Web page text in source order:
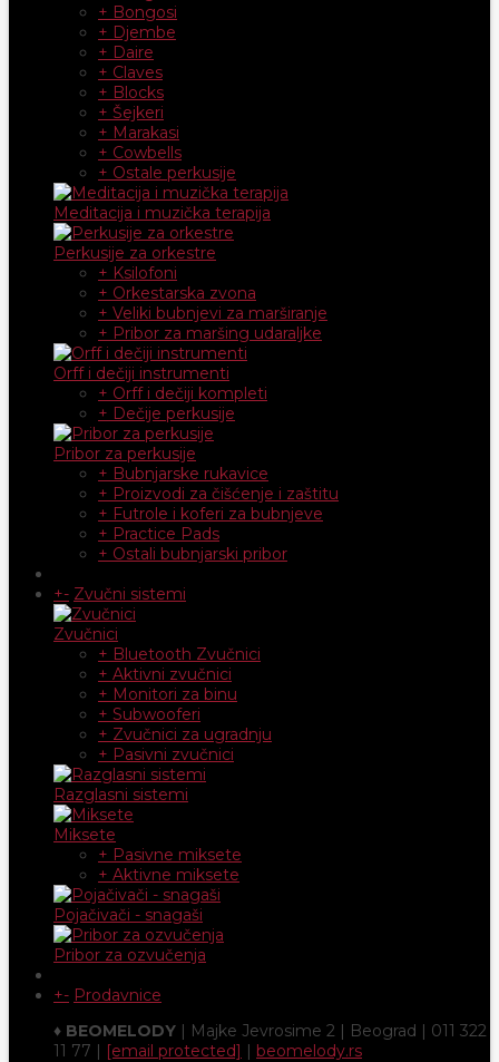
+ Bongosi
+ Djembe
+ Daire
+ Claves
+ Blocks
+ Šejkeri
+ Marakasi
+ Cowbells
+ Ostale perkusije
Meditacija i muzička terapija
Perkusije za orkestre
+ Ksilofoni
+ Orkestarska zvona
+ Veliki bubnjevi za marširanje
+ Pribor za maršing udaraljke
Orff i dečiji instrumenti
+ Orff i dečiji kompleti
+ Dečije perkusije
Pribor za perkusije
+ Bubnjarske rukavice
+ Proizvodi za čišćenje i zaštitu
+ Futrole i koferi za bubnjeve
+ Practice Pads
+ Ostali bubnjarski pribor
+- Zvučni sistemi
Zvučnici
+ Bluetooth Zvučnici
+ Aktivni zvučnici
+ Monitori za binu
+ Subwooferi
+ Zvučnici za ugradnju
+ Pasivni zvučnici
Razglasni sistemi
Miksete
+ Pasivne miksete
+ Aktivne miksete
Pojačivači - snagaši
Pribor za ozvučenja
+- Prodavnice
♦ BEOMELODY | Majke Jevrosime 2 | Beograd | 011 322
11 77 | [email protected] | beomelody.rs